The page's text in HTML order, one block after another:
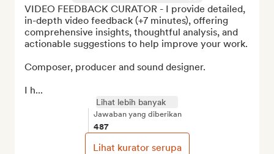
VIDEO FEEDBACK CURATOR - I provide detailed,
in-depth video feedback (+7 minutes), offering
comprehensive insights, thoughtful analysis, and
actionable suggestions to help improve your work.
Composer, producer and sound designer.
I h...
Lihat lebih banyak
Jawaban yang diberikan
487
Lihat kurator serupa